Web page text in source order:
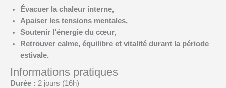
Évacuer la chaleur interne,
Apaiser les tensions mentales,
Soutenir l’énergie du cœur,
Retrouver calme, équilibre et vitalité durant la période
estivale.
Informations pratiques
Durée : 2 jours (16h)